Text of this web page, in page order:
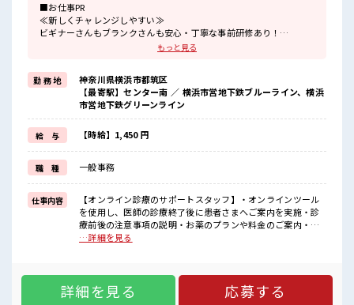
■お仕事PR
≪新しくチャレンジしやすい≫
ビギナーさんもブランクさんも安心・丁寧な事前研修あり！
残業基本ナシのお仕事♪
オンとオフをきっちり切り替えたい方にオススメ！
≪女性も仕事をしやすい職場≫
もちろん男性の応募も歓迎！
≪髪色自由で自分らしく働く≫
明るすぎたり奇抜でなければ基本的に自由！
(規定有)≪自分に向いている仕事が探せる≫
困った事などがあれば、
担当がしっかりサポートします！
■職場の雰囲気
女性多めで休み時間は女子トークがあふれる職場です！
もちろん男性の応募もOKですよ！
明るすぎたり奇抜過ぎなければヘアカラーOK！
もっと見る
勤 務 地
神奈川県横浜市都筑区
【最寄駅】センター南 ／ 横浜市営地下鉄ブルーライン、横浜
市営地下鉄グリーンライン
給 与 【時給】1,450 円
職 種 一般事務
仕事内容
【オンライン診療のサポートスタッフ】・オンラインツール
を使用し、医師の診療終了後に患者さまへご案内を実施・診
療前後の注意事項の説明・お薬のプランや料金のご案内・お
支払い方法やお届け先の確認 ■お仕事PR ≪新しくチャレンジ
る、 残業基本ナシのお仕事♪ オンとオフをきっちり切り替え
たい方にオススメ！ ≪女性も仕事をしやすい職場≫ もちろん
男性の応募も歓迎！ ≪髪色自由で自分らしく働く≫ 明るすぎ
…詳細を見る
詳細を見る 応募する